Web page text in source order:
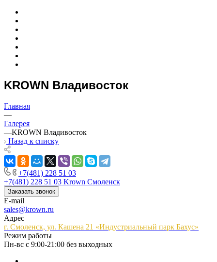
KROWN Владивосток
Главная
—
Галерея
—KROWN Владивосток
Назад к списку
+7(481) 228 51 03
+7(481) 228 51 03 Krown Смоленск
Заказать звонок
E-mail
sales@krown.ru
Адрес
г. Смоленск, ул. Кашена 21 «Индустриальный парк Бахус»
Режим работы
Пн-вс с 9:00-21:00 без выходных